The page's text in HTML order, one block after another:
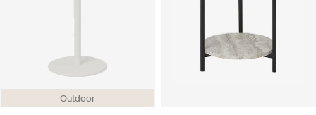
Outdoor